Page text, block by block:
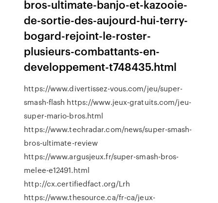
bros-ultimate-banjo-et-kazooie-
de-sortie-des-aujourd-hui-terry-
bogard-rejoint-le-roster-
plusieurs-combattants-en-
developpement-t748435.html
https://www.divertissez-vous.com/jeu/super-
smash-flash https://www.jeux-gratuits.com/jeu-
super-mario-bros.html
https://www.techradar.com/news/super-smash-
bros-ultimate-review
https://www.argusjeux.fr/super-smash-bros-
melee-e12491.html
http://cx.certifiedfact.org/Lrh
https://www.thesource.ca/fr-ca/jeux-